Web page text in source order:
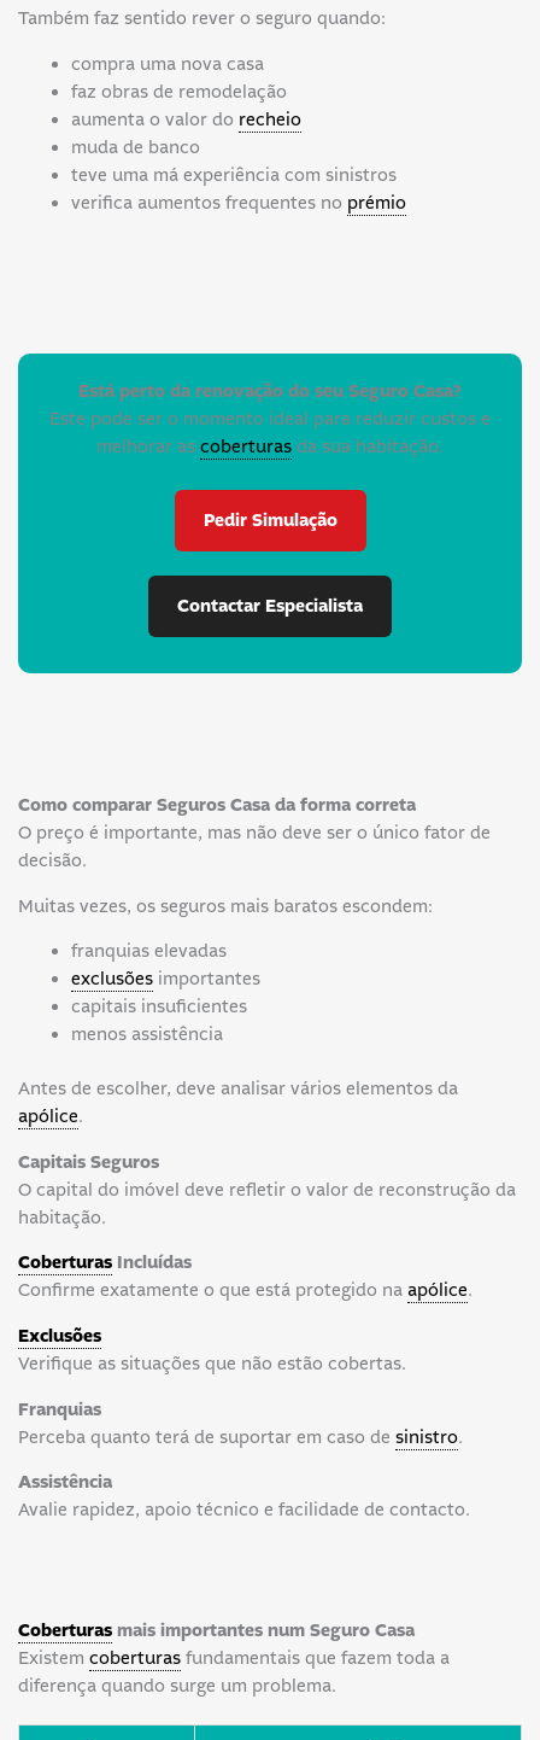
Também faz sentido rever o seguro quando:
compra uma nova casa
faz obras de remodelação
aumenta o valor do recheio
muda de banco
teve uma má experiência com sinistros
verifica aumentos frequentes no prémio
Está perto da renovação do seu Seguro Casa?
Este pode ser o momento ideal para reduzir custos e
melhorar as coberturas da sua habitação.
Pedir Simulação
Contactar Especialista
Como comparar Seguros Casa da forma correta
O preço é importante, mas não deve ser o único fator de
decisão.
Muitas vezes, os seguros mais baratos escondem:
franquias elevadas
exclusõesimportantes
capitais insuficientes
menos assistência
Antes de escolher, deve analisar vários elementos da
apólice.
Capitais Seguros
O capital do imóvel deve refletir o valor de reconstrução da
habitação.
Coberturas Incluídas
Confirme exatamente o que está protegido na apólice.
Exclusões
Verifique as situações que não estão cobertas.
Franquias
Perceba quanto terá de suportar em caso de sinistro.
Assistência
Avalie rapidez, apoio técnico e facilidade de contacto.
Coberturas mais importantes num Seguro Casa
Existem coberturas fundamentais que fazem toda a
diferença quando surge um problema.